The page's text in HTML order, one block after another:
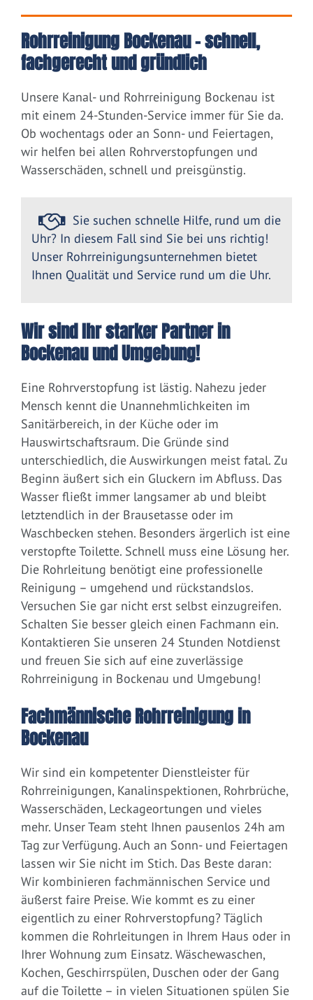
Rohrreinigung Bockenau – schnell,
fachgerecht und gründlich
Unsere Kanal- und Rohrreinigung Bockenau ist
mit einem 24-Stunden-Service immer für Sie da.
Ob wochentags oder an Sonn- und Feiertagen,
wir helfen bei allen Rohrverstopfungen und
Wasserschäden, schnell und preisgünstig.
Sie suchen schnelle Hilfe, rund um die
Uhr? In diesem Fall sind Sie bei uns richtig!
Unser Rohrreinigungsunternehmen bietet
Ihnen Qualität und Service rund um die Uhr.
Wir sind Ihr starker Partner in
Bockenau und Umgebung!
Eine Rohrverstopfung ist lästig. Nahezu jeder
Mensch kennt die Unannehmlichkeiten im
Sanitärbereich, in der Küche oder im
Hauswirtschaftsraum. Die Gründe sind
unterschiedlich, die Auswirkungen meist fatal. Zu
Beginn äußert sich ein Gluckern im Abfluss. Das
Wasser fließt immer langsamer ab und bleibt
letztendlich in der Brausetasse oder im
Waschbecken stehen. Besonders ärgerlich ist eine
verstopfte Toilette. Schnell muss eine Lösung her.
Die Rohrleitung benötigt eine professionelle
Reinigung – umgehend und rückstandslos.
Versuchen Sie gar nicht erst selbst einzugreifen.
Schalten Sie besser gleich einen Fachmann ein.
Kontaktieren Sie unseren 24 Stunden Notdienst
und freuen Sie sich auf eine zuverlässige
Rohrreinigung in Bockenau und Umgebung!
Fachmännische Rohrreinigung in
Bockenau
Wir sind ein kompetenter Dienstleister für
Rohrreinigungen, Kanalinspektionen, Rohrbrüche,
Wasserschäden, Leckageortungen und vieles
mehr. Unser Team steht Ihnen pausenlos 24h am
Tag zur Verfügung. Auch an Sonn- und Feiertagen
lassen wir Sie nicht im Stich. Das Beste daran:
Wir kombinieren fachmännischen Service und
äußerst faire Preise. Wie kommt es zu einer
eigentlich zu einer Rohrverstopfung? Täglich
kommen die Rohrleitungen in Ihrem Haus oder in
Ihrer Wohnung zum Einsatz. Wäschewaschen,
Kochen, Geschirrspülen, Duschen oder der Gang
auf die Toilette – in vielen Situationen spülen Sie